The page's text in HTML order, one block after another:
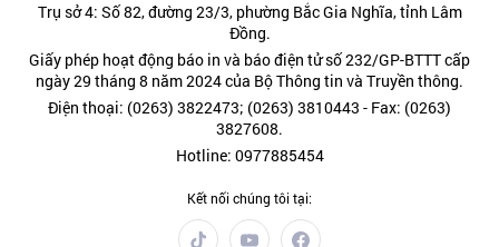
Trụ sở 4: Số 82, đường 23/3, phường Bắc Gia Nghĩa, tỉnh Lâm
Đồng.
Giấy phép hoạt động báo in và báo điện tử số 232/GP-BTTT cấp
ngày 29 tháng 8 năm 2024 của Bộ Thông tin và Truyền thông.
Điện thoại: (0263) 3822473; (0263) 3810443 - Fax: (0263)
3827608.
Hotline: 0977885454
Kết nối chúng tôi tại: